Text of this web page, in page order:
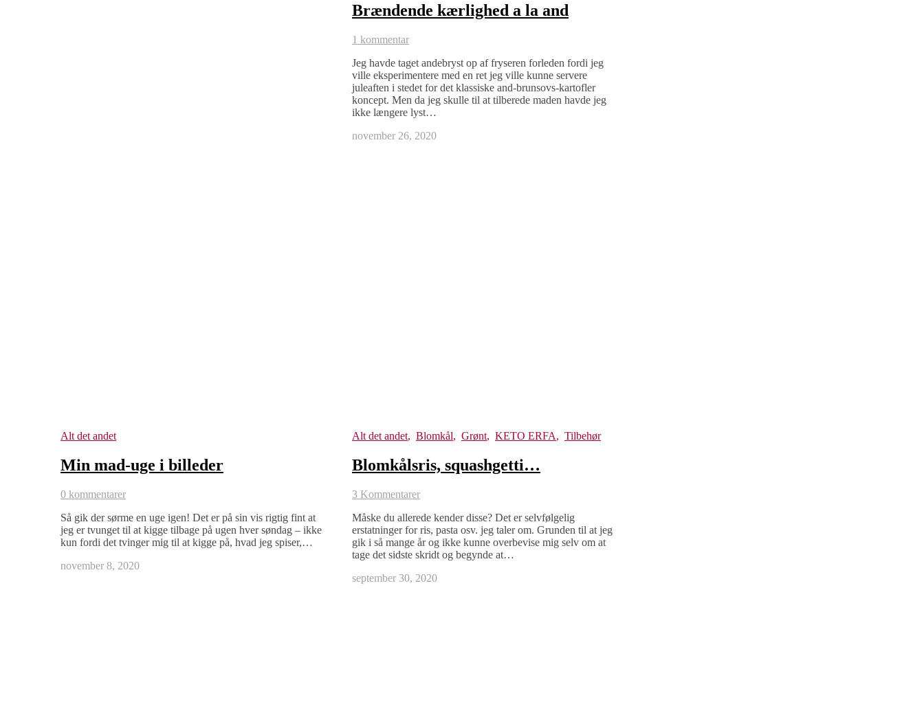
Brændende kærlighed a la and
1 kommentar
Jeg havde taget andebryst op af fryseren forleden fordi jeg
ville eksperimentere med en ret jeg ville kunne servere
juleaften i stedet for det klassiske and-brunsovs-kartofler
koncept. Men da jeg skulle til at tilberede maden havde jeg
ikke længere lyst…
november 26, 2020
Alt det andet
Min mad-uge i billeder
0 kommentarer
Så gik der sørme en uge igen! Det er på sin vis rigtig fint at
jeg er tvunget til at kigge tilbage på ugen hver søndag – ikke
kun fordi det tvinger mig til at kigge på, hvad jeg spiser,…
november 8, 2020
Alt det andet, Blomkål, Grønt, KETO ERFA, Tilbehør
Blomkålsris, squashgetti…
3 Kommentarer
Måske du allerede kender disse? Det er selvfølgelig
erstatninger for ris, pasta osv. jeg taler om. Grunden til at jeg
gik i så mange år og ikke kunne overbevise mig selv om at
tage det sidste skridt og begynde at…
september 30, 2020